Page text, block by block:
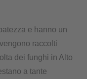
e hanno un
raccolti
dei funghi in Alto
a tante